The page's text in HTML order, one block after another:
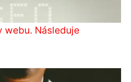
webu. Následuje